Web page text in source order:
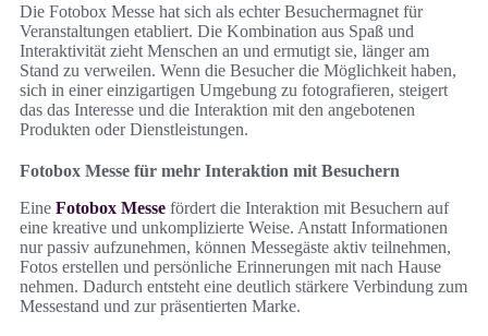
Die Fotobox Messe hat sich als echter Besuchermagnet für
Veranstaltungen etabliert. Die Kombination aus Spaß und
Interaktivität zieht Menschen an und ermutigt sie, länger am
Stand zu verweilen. Wenn die Besucher die Möglichkeit haben,
sich in einer einzigartigen Umgebung zu fotografieren, steigert
das das Interesse und die Interaktion mit den angebotenen
Produkten oder Dienstleistungen.
Fotobox Messe für mehr Interaktion mit Besuchern
Eine Fotobox Messe fördert die Interaktion mit Besuchern auf
eine kreative und unkomplizierte Weise. Anstatt Informationen
nur passiv aufzunehmen, können Messegäste aktiv teilnehmen,
Fotos erstellen und persönliche Erinnerungen mit nach Hause
nehmen. Dadurch entsteht eine deutlich stärkere Verbindung zum
Messestand und zur präsentierten Marke.